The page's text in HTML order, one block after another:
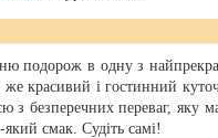
подорож в одну з
красивий і гостинний
з безперечних переваг, яку
смак. Судіть самі!